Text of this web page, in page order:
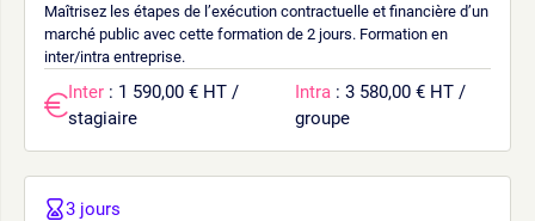
Maîtrisez les étapes de l’exécution contractuelle et financière d’un
marché public avec cette formation de 2 jours. Formation en
inter/intra entreprise.
Inter : 1 590,00 € HT /
stagiaire
Intra : 3 580,00 € HT /
groupe
3 jours